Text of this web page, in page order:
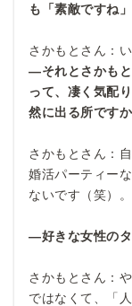
も「素敵ですね
さかもとさん：
―それとさかも
って、凄く気配
然に出る所ですか
さかもとさん：
婚活パーティー
ないです（笑）。
―好きな女性のタ
さかもとさん：
ではなくて、「